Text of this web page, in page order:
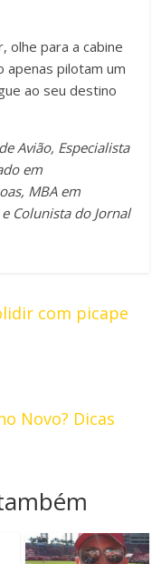
olhe para a cabine
apenas pilotam um
ao seu destino
Avião, Especialista
em
MBA em
Colunista do Jornal
com picape
Novo? Dicas